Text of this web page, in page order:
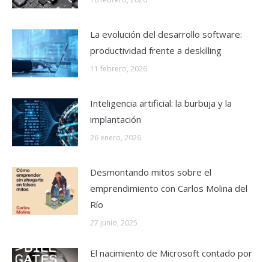
La evolución del desarrollo software:
productividad frente a deskilling
11 febrero, 2026
Inteligencia artificial: la burbuja y la
implantación
26 enero, 2026
Desmontando mitos sobre el
emprendimiento con Carlos Molina del
Río
27 junio, 2025
El nacimiento de Microsoft contado por